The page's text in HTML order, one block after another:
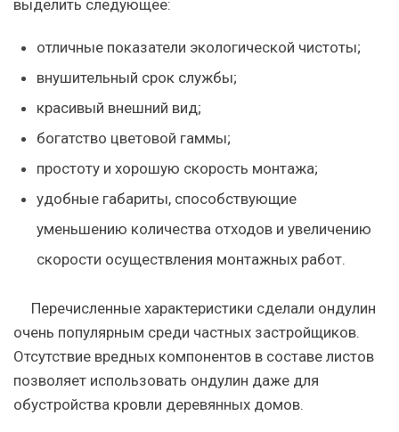
выделить следующее:
отличные показатели экологической чистоты;
внушительный срок службы;
красивый внешний вид;
богатство цветовой гаммы;
простоту и хорошую скорость монтажа;
удобные габариты, способствующие
уменьшению количества отходов и увеличению
скорости осуществления монтажных работ.
Перечисленные характеристики сделали ондулин
очень популярным среди частных застройщиков.
Отсутствие вредных компонентов в составе листов
позволяет использовать ондулин даже для
обустройства кровли деревянных домов.